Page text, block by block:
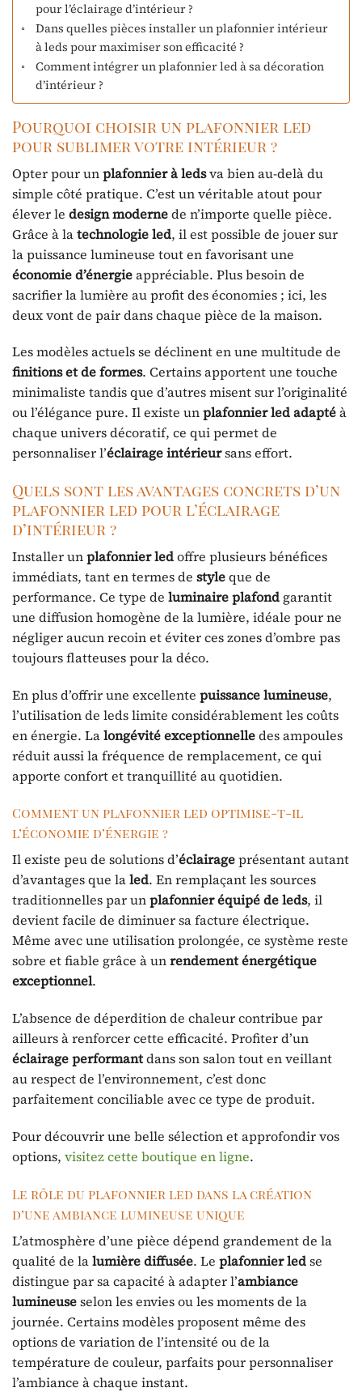
pour l’éclairage d’intérieur ?
Dans quelles pièces installer un plafonnier intérieur
à leds pour maximiser son efficacité ?
Comment intégrer un plafonnier led à sa décoration
d’intérieur ?
Pourquoi choisir un plafonnier led
pour sublimer votre intérieur ?
Opter pour unplafonnier à ledsva bien au-delà du
simple côté pratique. C’est un véritable atout pour
élever le design modernede n’importe quelle pièce.
Grâce à latechnologie led, il est possible de jouer sur
la puissance lumineuse tout en favorisant une
économie d’énergieappréciable. Plus besoin de
sacrifier la lumière au profit des économies ; ici, les
deux vont de pair dans chaque pièce de la maison.
Les modèles actuels se déclinent en une multitude de
finitions et de formes. Certains apportent une touche
minimaliste tandis que d’autres misent sur l’originalité
ou l’élégance pure. Il existe unplafonnier led adaptéà
chaque univers décoratif, ce qui permet de
personnaliser l’éclairage intérieursans effort.
Quels sont les avantages concrets d’un
plafonnier led pour l’éclairage
d’intérieur ?
Installer unplafonnier ledoffre plusieurs bénéfices
immédiats, tant en termes de styleque de
performance. Ce type de luminaire plafond garantit
une diffusion homogène de la lumière, idéale pour ne
négliger aucun recoin et éviter ces zones d’ombre pas
toujours flatteuses pour la déco.
En plus d’offrir une excellente puissance lumineuse,
l’utilisation de leds limite considérablement les coûts
en énergie. Lalongévité exceptionnelledes ampoules
réduit aussi la fréquence de remplacement, ce qui
apporte confort et tranquillité au quotidien.
Comment un plafonnier led optimise-t-il
l’économie d’énergie ?
Il existe peu de solutions d’éclairageprésentant autant
d’avantages que laled. En remplaçant les sources
traditionnelles par unplafonnier équipé de leds, il
devient facile de diminuer sa facture électrique.
Même avec une utilisation prolongée, ce système reste
sobre et fiable grâce à unrendement énergétique
exceptionnel.
L’absence de déperdition de chaleur contribue par
ailleurs à renforcer cette efficacité. Profiter d’un
éclairage performantdans son salon tout en veillant
au respect de l’environnement, c’est donc
parfaitement conciliable avec ce type de produit.
Pour découvrir une belle sélection et approfondir vos
options, visitez cette boutique en ligne.
Le rôle du plafonnier led dans la création
d’une ambiance lumineuse unique
L’atmosphère d’une pièce dépend grandement de la
qualité de lalumière diffusée. Le plafonnier ledse
distingue par sa capacité à adapter l’ambiance
lumineuseselon les envies ou les moments de la
journée. Certains modèles proposent même des
options de variation de l’intensité ou de la
température de couleur, parfaits pour personnaliser
l’ambiance à chaque instant.